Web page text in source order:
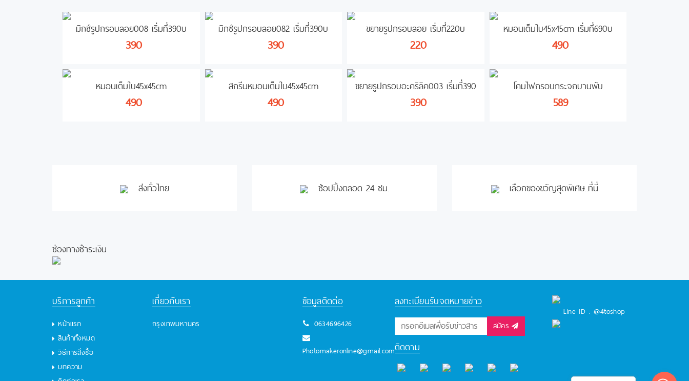
มิกซ์รูปกรอบลอย008 เริ่มที่390บ
390
มิกซ์รูปกรอบลอย082 เริ่มที่390บ
390
ขยายรูปกรอบลอย เริ่มที่220บ
220
หมอนเต็มใบ45x45cm เริ่มที่690บ
490
หมอนเต็มใบ45x45cm
490
สกรีนหมอนเต็มใบ45x45cm
490
ขยายรูปกรอบอะคริลิค003 เริ่มที่390
390
โคมไฟกรอบกระจกบานพับ
589
ส่งทั่วไทย ช้อปปิ้งตลอด 24 ชม. เลือกของขวัญสุดพิเศษ..ที่นี่
ช่องทางชำระเงิน
บริการลูกค้า
หน้าแรก
สินค้าทั้งหมด
วิธีการสั่งซื้อ
บทความ
เกี่ยวกับเรา
กรุงเทพมหานคร
ข้อมูลติดต่อ
0634696426
Photomakeronline@gmail.com
ลงทะเบียนรับจดหมายข่าว
สมัคร
ติดตาม
Line ID : @4toshop